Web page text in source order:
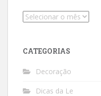
Arquivos
CATEGORIAS
Decoração
Dicas da Le